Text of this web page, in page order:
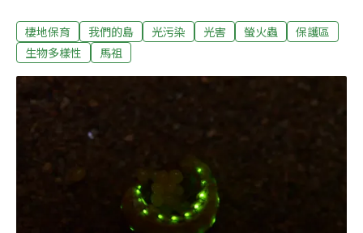
點，遊客帶著興奮又好奇的心情，走進坑道，曾經的軍事
重地，已成為觀光景點，不過對當地居民而言，戰地政務
上都是靠海維生，1949年兩岸隔絕以後，捕到的魚運到台
灣賣太遠，成本划不來，根本沒辦法維生，1970年代才有
只剩100多人，隨著1992年戰地政務解除，北竿有了機
場，人口才慢慢開始回流，主要產業也逐漸轉為觀光業，
特別是每年4到9月，美稱為「藍眼淚」的單細胞生物夜光
蟲發生季來臨時，總是吸引大批遊客。更稀有的發光生物
棲地保育 我們的島 光污染 光害 螢火蟲
保護區
生物多樣性
馬祖